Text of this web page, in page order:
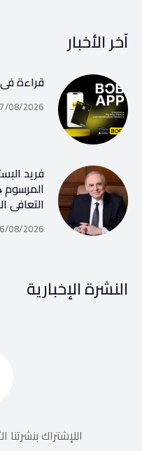
آخر الأخبار
قراءة
08/2026
فريد
التعافي
08/2026
النشرة الإخبارية
اللإشتراك